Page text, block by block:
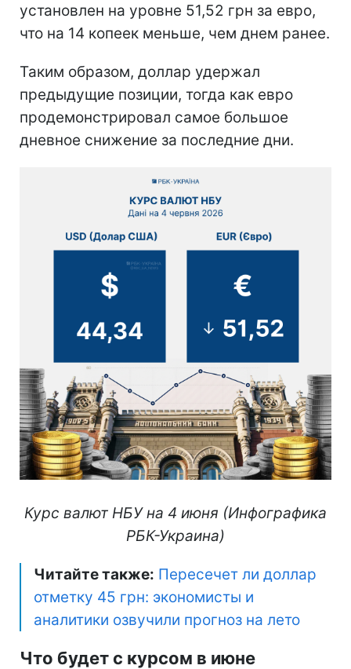
установлен на уровне 51,52 грн за евро,
что на 14 копеек меньше, чем днем ранее.
Таким образом, доллар удержал
предыдущие позиции, тогда как евро
продемонстрировал самое большое
дневное снижение за последние дни.
Курс валют НБУ на 4 июня (Инфографика
РБК-Украина)
Читайте также: Пересечет ли доллар
отметку 45 грн: экономисты и
аналитики озвучили прогноз на лето
Что будет с курсом в июне